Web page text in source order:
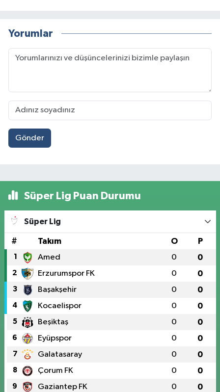
Yorumlar
Gönder
Süper Lig Puan Durumu
Süper Lig
# Takım O P
1 Amed 0 0
2 Erzurumspor FK 0 0
3 Başakşehir 0 0
4 Kocaelispor 0 0
5 Beşiktaş 0 0
6 Eyüpspor 0 0
7 Galatasaray 0 0
8 Çorum FK 0 0
9 Gaziantep FK 0 0